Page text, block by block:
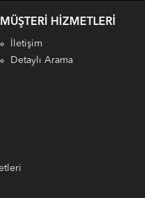
MÜŞTERI HIZMETLERI
İletişim
Detaylı Arama